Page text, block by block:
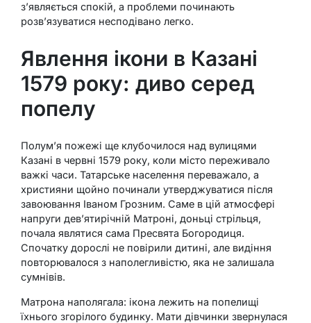
з’являється спокій, а проблеми починають
розв’язуватися несподівано легко.
Явлення ікони в Казані
1579 року: диво серед
попелу
Полум’я пожежі ще клубочилося над вулицями
Казані в червні 1579 року, коли місто переживало
важкі часи. Татарське населення переважало, а
християни щойно починали утверджуватися після
завоювання Іваном Грозним. Саме в цій атмосфері
напруги дев’ятирічній Матроні, доньці стрільця,
почала являтися сама Пресвята Богородиця.
Спочатку дорослі не повірили дитині, але видіння
повторювалося з наполегливістю, яка не залишала
сумнівів.
Матрона наполягала: ікона лежить на попелищі
їхнього згорілого будинку. Мати дівчинки звернулася